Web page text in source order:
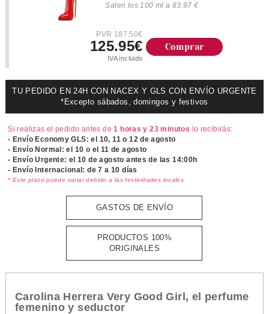
Salen los 100 ml a 83.97 €
PVR 187.50€
125.95€
IVA incluido
Comprar
TU PEDIDO EN 24H CON NACEX Y GLS CON ENVÍO URGENTE
*Excepto sábados, domingos y festivos
Si realizas el pedido antes de1 horas y 23 minutos lo recibirás:
- Envío Economy GLS: el 10, 11 o 12 de agosto
- Envío Normal: el 10 o el 11 de agosto
- Envío Urgente: el10 de agosto antes de las 14:00h
- Envío Internacional: de 7 a 10 días
* Este plazo puede variar debido a las festividades locales
GASTOS DE ENVÍO
PRODUCTOS 100%
ORIGINALES
Carolina Herrera Very Good Girl, el perfume
femenino y seductor